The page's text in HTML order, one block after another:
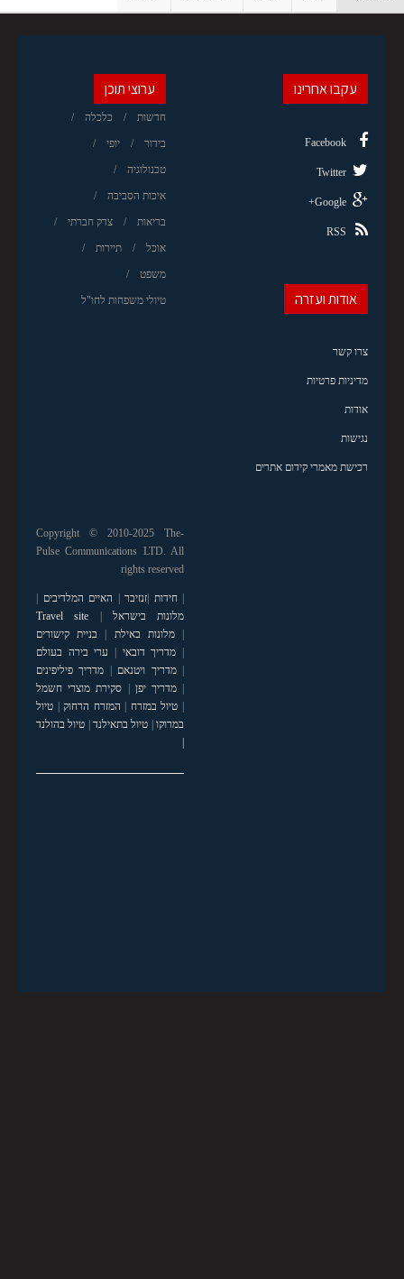
ערוצי תוכן
חדשות כלכלה
בידור יופי
טכנולוגיה
איכות הסביבה
בריאות צדק חברתי
אוכל תיירות
משפט
טיולי משפחות לחו"ל
עקבו אחרינו
Facebook
Twitter
Google+
RSS
אודות ועזרה
צרו קשר
מדיניות פרטיות
אודות
נגישות
רכישת מאמרי קידום אתרים
Copyright © 2010-2025 The-
Pulse Communications LTD. All
rights reserved
|חידות זנזיבר האיים המלדיבים
מלונות בישראל
Travel site
|מלונות באילת
בניית קישורים
מדריך דובאי
ערי בירה בעולם
|מדריך ויטנאם
מדריך פיליפינים
|מדריך יפן
סקירת מוצרי חשמל
טיול במזרח המזרח הרחוק| טיול
במרוקו| טיול בתאילנד| טיול בהולנד